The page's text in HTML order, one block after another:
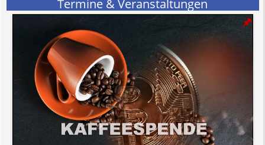
Termine & Veranstaltungen